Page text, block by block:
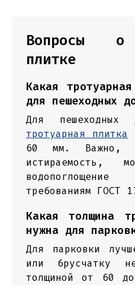
Вопросы о
плитке
Какая
для пешеходных
Для пешеходных
тротуарная плитка
60 мм. Важно,
истираемость,
водопоглощение
требованиям ГОСТ
Какая толщина
нужна для
Для парковки
или брусчатку
толщиной от 60